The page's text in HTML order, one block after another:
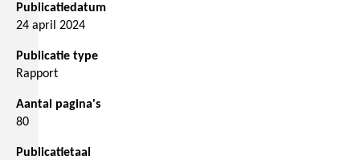
Publicatiedatum
24 april 2024
Publicatie type
Rapport
Aantal pagina's
80
Publicatietaal